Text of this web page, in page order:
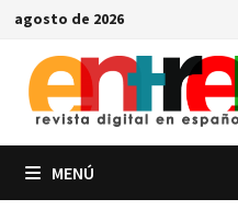
Saltar
contenido
agosto de 2026
MENÚ